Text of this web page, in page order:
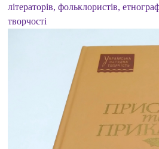
літераторів, фольклористів,
творчості